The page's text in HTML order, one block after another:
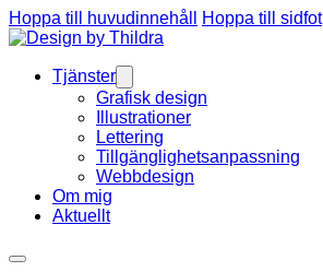
Hoppa till huvudinnehåll Hoppa till sidfot
Tjänster
Grafisk design
Illustrationer
Lettering
Tillgänglighetsanpassning
Webbdesign
Om mig
Aktuellt